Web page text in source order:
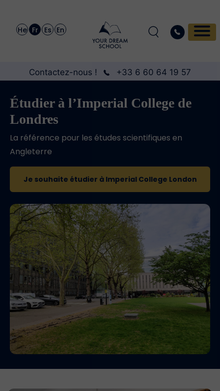
He Fr Es En
Contactez-nous ! +33 6 60 64 19 57
Étudier à l’Imperial College de
Londres
La référence pour les études scientifiques en
Angleterre
Je souhaite étudier à Imperial College London